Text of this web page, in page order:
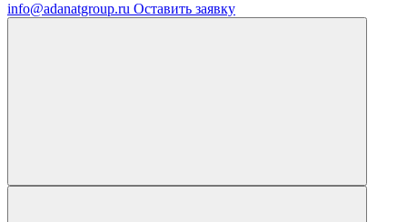
info@adanatgroup.ru Оставить заявку